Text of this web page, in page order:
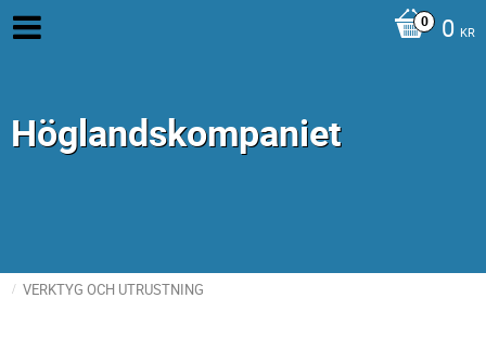
0 KR
Höglandskompaniet
VERKTYG OCH UTRUSTNING